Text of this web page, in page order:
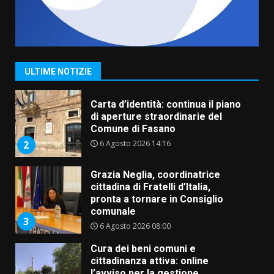
ULTIME NOTIZIE
1
Fasanese ferito a colpi di arma
da fuoco
6 Agosto 2026 18:13
2
Carta d’identità: continua il piano
di aperture straordinarie del
Comune di Fasano
6 Agosto 2026 14:16
3
Grazia Neglia, coordinatrice
cittadina di Fratelli d’Italia,
pronta a tornare in Consiglio
comunale
6 Agosto 2026 08:00
Cura dei beni comuni e
cittadinanza attiva: online